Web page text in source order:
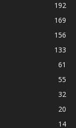
192
169
156
133
61
55
32
20
14